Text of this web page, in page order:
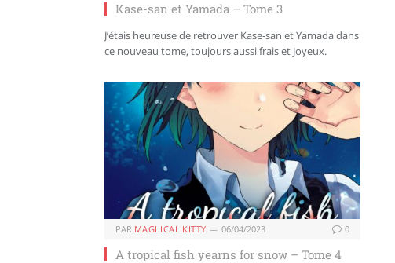
Kase-san et Yamada – Tome 3
J’étais heureuse de retrouver Kase-san et Yamada dans
ce nouveau tome, toujours aussi frais et Joyeux.
PAR MAGIIICAL KITTY 06/04/2023 0
A tropical fish yearns for snow – Tome 4